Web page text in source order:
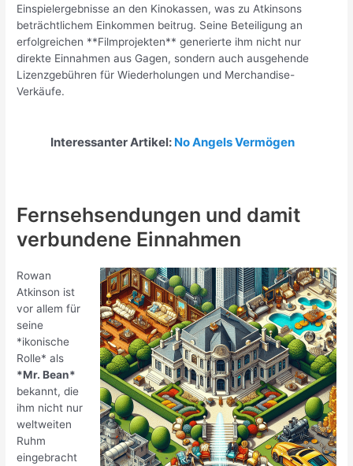
Einspielergebnisse an den Kinokassen, was zu Atkinsons
beträchtlichem Einkommen beitrug. Seine Beteiligung an
erfolgreichen **Filmprojekten** generierte ihm nicht nur
direkte Einnahmen aus Gagen, sondern auch ausgehende
Lizenzgebühren für Wiederholungen und Merchandise-
Verkäufe.
Interessanter Artikel: No Angels Vermögen
Fernsehsendungen und damit
verbundene Einnahmen
Rowan
Atkinson ist
vor allem für
seine
*ikonische
Rolle* als
*Mr. Bean*
bekannt, die
ihm nicht nur
weltweiten
Ruhm
eingebracht